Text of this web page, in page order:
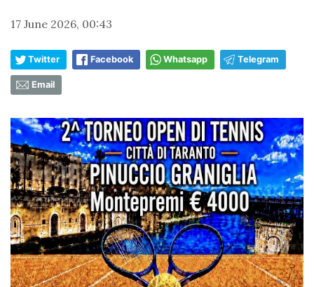
17 June 2026, 00:43
Twitter Facebook Whatsapp Telegram
Email